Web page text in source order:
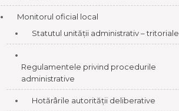
Monitorul oficial local
Statutul unității administrativ – tritoriale
Regulamentele privind procedurile
administrative
Hotărârile autorității deliberative